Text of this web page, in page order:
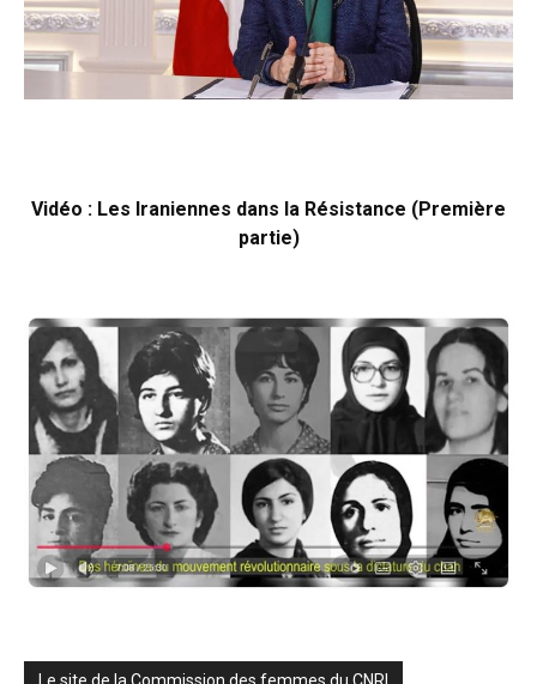
Vidéo : Les Iraniennes dans la Résistance (Première
partie)